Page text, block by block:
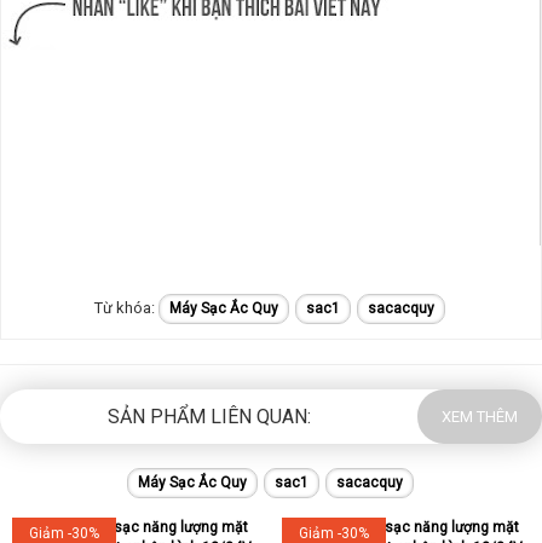
Máy Sạc Ắc Quy sac1 sacacquy
SẢN PHẨM LIÊN QUAN: XEM THÊM
Máy Sạc Ắc Quy sac1 sacacquy
Giảm -30% Giảm -30%